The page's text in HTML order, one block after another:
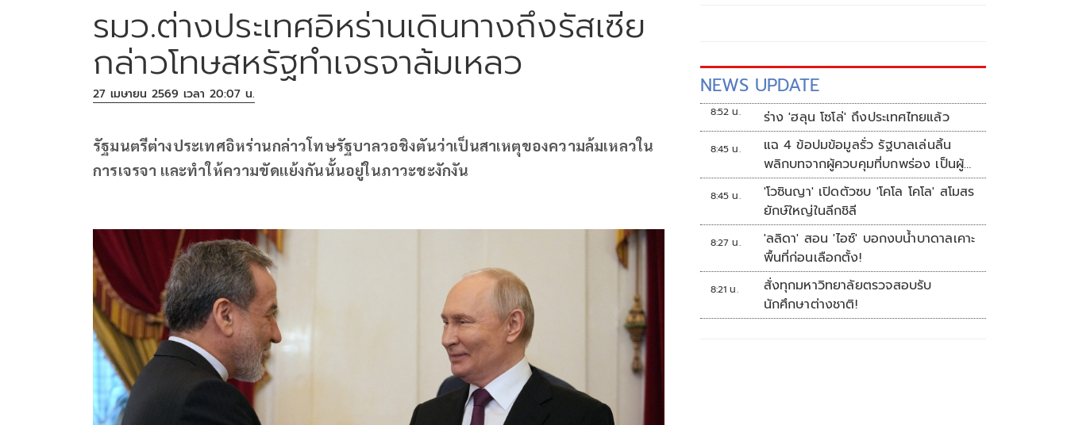
รมว.ต่างประเทศอิหร่านเดินทางถึงรัสเซีย
กล่าวโทษสหรัฐทำเจรจาล้มเหลว
27 เมษายน 2569 เวลา 20:07 น.
รัฐมนตรีต่างประเทศอิหร่านกล่าวโทษรัฐบาลวอชิงตันว่าเป็นสาเหตุของความล้มเหลวใน
การเจรจา และทำให้ความขัดแย้งกันนั้นอยู่ในภาวะชะงักงัน
NEWS UPDATE
8:52 น. ร่าง 'ฮลุน โซโล่' ถึงประเทศไทยแล้ว
8:45 น.
แฉ 4 ข้อปมข้อมูลรั่ว รัฐบาลเล่นลิ้น
พลิกบทจากผู้ควบคุมที่บกพร่อง เป็นผู้
เสียหายขู่ฟ้องคนเอาความจริงมาพูด
8:45 น.
'โวซินญา' เปิดตัวซบ 'โคโล โคโล' สโมสร
ยักษ์ใหญ่ในลีกชิลี
8:27 น.
'ลลิดา' สอน 'ไอซ์' บอกงบน้ำบาดาลเคาะ
พื้นที่ก่อนเลือกตั้ง!
8:21 น.
สั่งทุกมหาวิทยาลัยตรวจสอบรับ
นักศึกษาต่างชาติ!